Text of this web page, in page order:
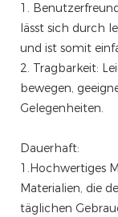
1.
lässt sich durch
und ist somit
2. Tragbarkeit:
bewegen,
Gelegenheiten.
Dauerhaft:
1.Hochwertiges
Materialien, die
täglichen